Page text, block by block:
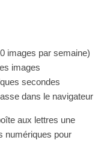
images par semaine)
images
secondes
dans le navigateur
aux lettres une
numériques pour